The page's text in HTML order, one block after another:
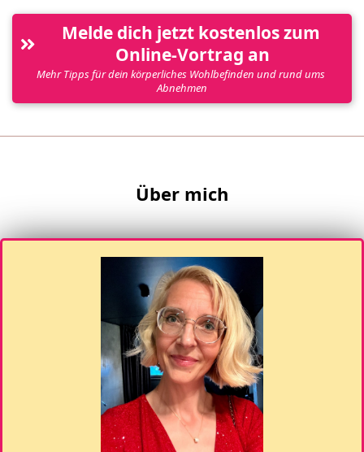
Melde dich jetzt kostenlos zum
Online-Vortrag an
Mehr Tipps für dein körperliches Wohlbefinden und rund ums
Abnehmen
Über mich